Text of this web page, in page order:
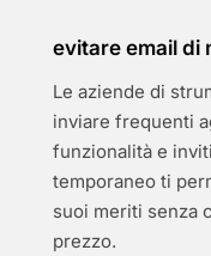
evitare email di
Le aziende di
inviare frequenti
funzionalità e
temporaneo ti
suoi meriti senza
prezzo.